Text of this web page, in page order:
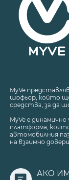
MyVe
шофьор, който
средства, за да
MyVe е
платформа,
автомобилния
на взаимно
АКО